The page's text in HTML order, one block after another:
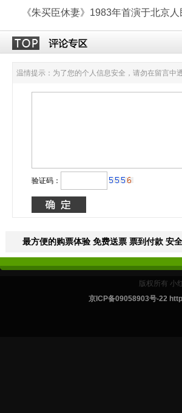
《朱买臣休妻》1983年首演于北京人
温情提示：为了您的个人信息安全，请勿在留言中
验证码：
最方便的购票体验 免费送票 票到付款 安
版权所有 小
京ICP备09058903号-22